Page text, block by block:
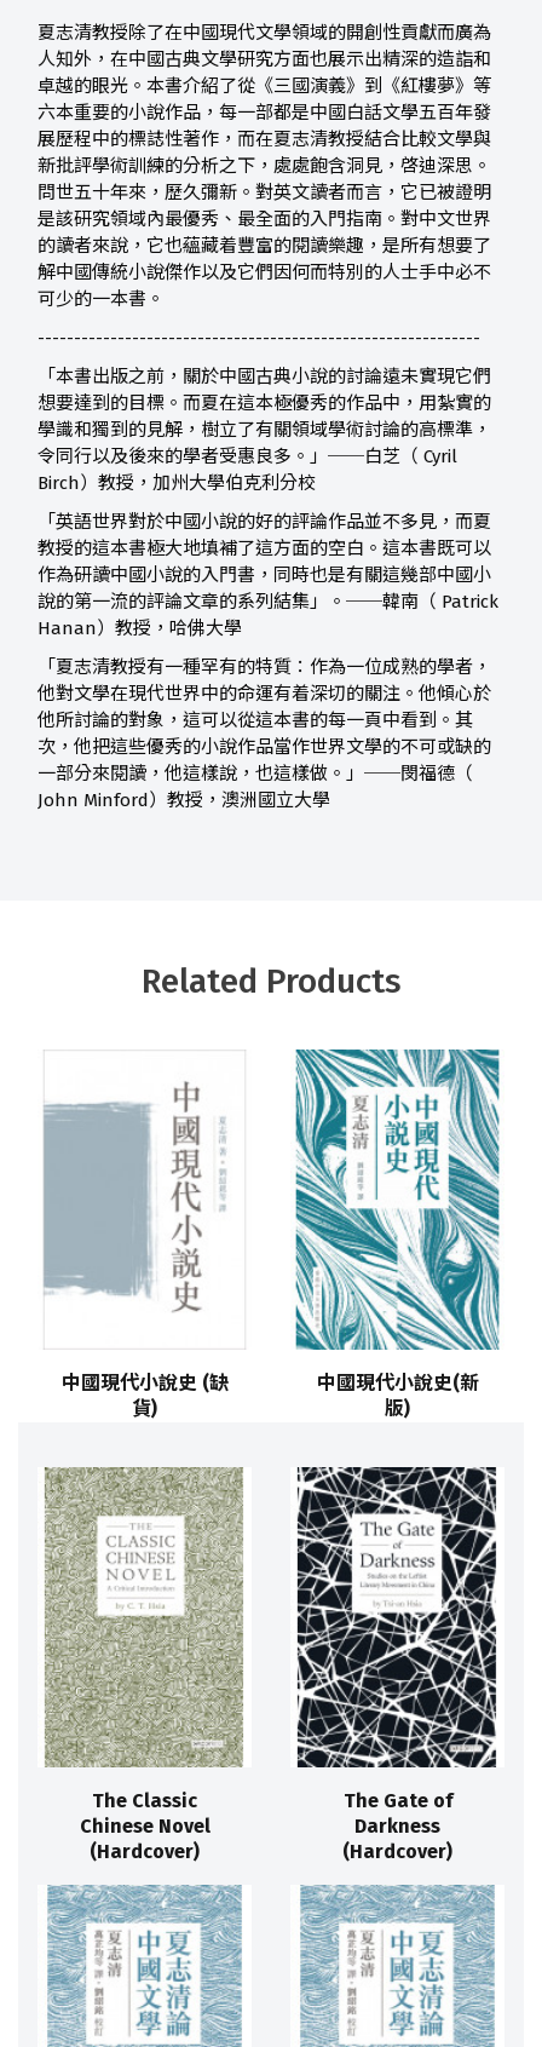
夏志清教授除了在中國現代文學領域的開創性貢獻而廣為
人知外，在中國古典文學研究方面也展示出精深的造詣和
卓越的眼光。本書介紹了從《三國演義》到《紅樓夢》等
六本重要的小說作品，每一部都是中國白話文學五百年發
展歷程中的標誌性著作，而在夏志清教授結合比較文學與
新批評學術訓練的分析之下，處處飽含洞見，啓迪深思。
問世五十年來，歷久彌新。對英文讀者而言，它已被證明
是該研究領域內最優秀、最全面的入門指南。對中文世界
的讀者來說，它也蘊藏着豐富的閱讀樂趣，是所有想要了
解中國傳統小說傑作以及它們因何而特別的人士手中必不
可少的一本書。
-------------------------------------------------------------
「本書出版之前，關於中國古典小說的討論遠未實現它們
想要達到的目標。而夏在這本極優秀的作品中，用紮實的
學識和獨到的見解，樹立了有關領域學術討論的高標準，
令同行以及後來的學者受惠良多。」──白芝（ Cyril
Birch）教授，加州大學伯克利分校
「英語世界對於中國小說的好的評論作品並不多見，而夏
教授的這本書極大地填補了這方面的空白。這本書既可以
作為研讀中國小說的入門書，同時也是有關這幾部中國小
說的第一流的評論文章的系列結集」。──韓南（ Patrick
Hanan）教授，哈佛大學
「夏志清教授有一種罕有的特質：作為一位成熟的學者，
他對文學在現代世界中的命運有着深切的關注。他傾心於
他所討論的對象，這可以從這本書的每一頁中看到。其
次，他把這些優秀的小說作品當作世界文學的不可或缺的
一部分來閱讀，他這樣說，也這樣做。」──閔福德（
John Minford）教授，澳洲國立大學
Related Products
中國現代小說史 (缺
貨)
中國現代小說史(新
版)
The Classic
Chinese Novel
(Hardcover)
The Gate of
Darkness
(Hardcover)